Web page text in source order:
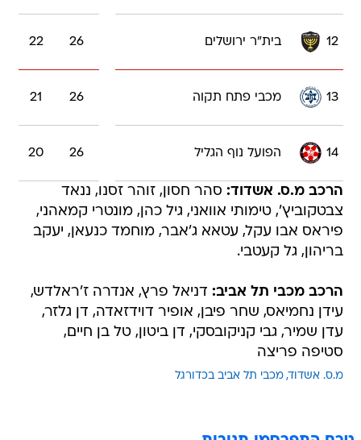
12 בית"ר ירושלים 26
22
13 מכבי פתח תקוה 26
21
14 הפועל נוף הגליל 26
20
הרכב מ.ס. אשדוד: סהר חסון, זוהר זסנו, ננאד
צבטקוביץ', טימותי אוואני, גיל כהן, מונטרי קמאהני,
פיראס אבו עקל, עטאא ג'אבר, מוחמד כנעאן, יעקב
בריהון, גל קעטבי.
הרכב מכבי תל אביב: דניאל פרץ, אנדרה ז'ראלדש,
עידן נחמיאס, שחר פיבן, אופיר דוידזאדה, דן גלזר,
עדן שמיר, גבי קניקובסקי, דן ביטון, טל בן חיים,
סטיפה פריצה
מ.ס. אשדוד מכבי תל אביב בכדורגל